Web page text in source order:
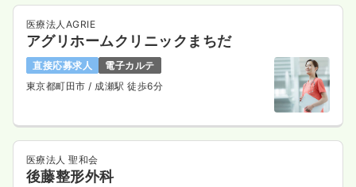
医療法人AGRIE
アグリホームクリニックまちだ
直接応募求人
電子カルテ
東京都町田市 / 成瀬駅 徒歩6分
医療法人 聖和会
後藤整形外科